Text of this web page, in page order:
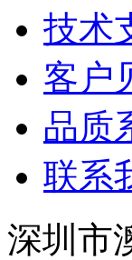
技术
客户
品质
联系
深圳